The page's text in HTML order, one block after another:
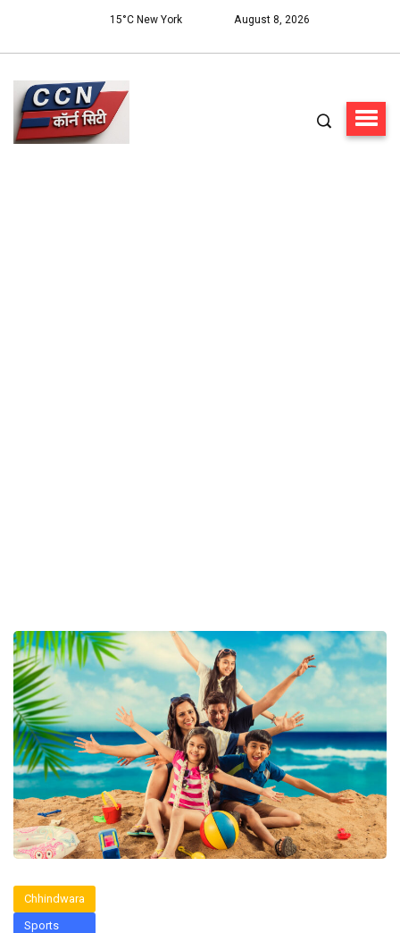
15°C New York August 8, 2026
Chhindwara
Sports